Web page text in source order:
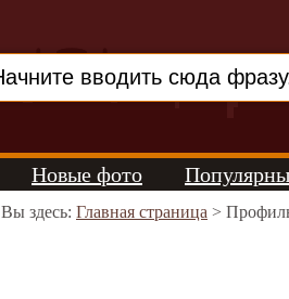
Новые фото
Вы здесь: Главная страница >